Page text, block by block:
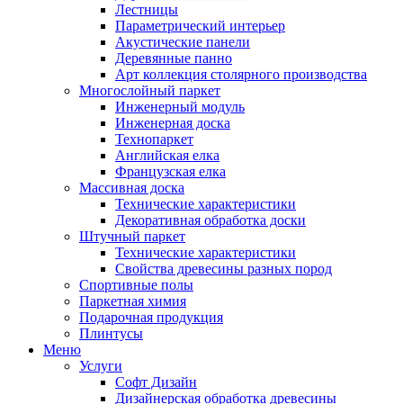
Лестницы
Параметрический интерьер
Акустические панели
Деревянные панно
Арт коллекция столярного производства
Многослойный паркет
Инженерный модуль
Инженерная доска
Технопаркет
Английская елка
Французская елка
Массивная доска
Технические характеристики
Декоративная обработка доски
Штучный паркет
Технические характеристики
Свойства древесины разных пород
Спортивные полы
Паркетная химия
Подарочная продукция
Плинтусы
Меню
Услуги
Софт Дизайн
Дизайнерская обработка древесины